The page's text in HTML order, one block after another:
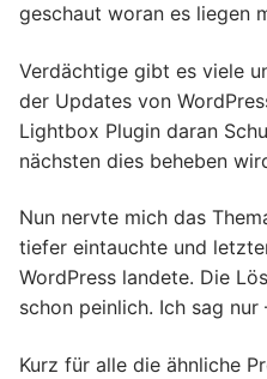
geschaut woran es liegen
Verdächtige gibt es viele
der Updates von
Lightbox Plugin daran
nächsten dies beheben
Nun nervte mich das
tiefer eintauchte und
WordPress landete. Die
schon peinlich. Ich sag
Kurz für alle die ähnliche